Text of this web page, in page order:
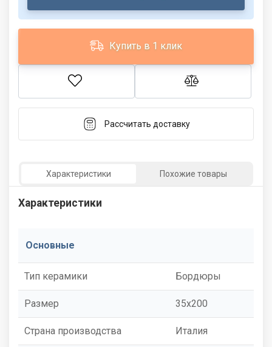
Купить в 1 клик
Рассчитать доставку
Характеристики Похожие товары
Характеристики
Основные
Тип керамики Бордюры
Размер 35x200
Страна производства Италия